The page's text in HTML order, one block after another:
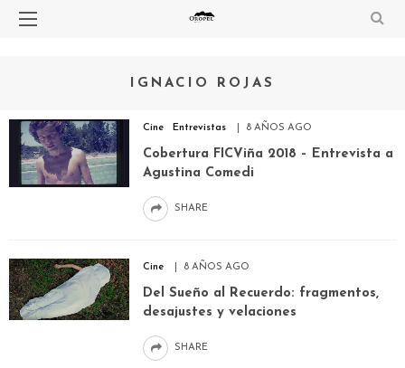
IGNACIO ROJAS
Cine Entrevistas 8 AÑOS AGO
Cobertura FICViña 2018 – Entrevista a
Agustina Comedi
SHARE
Cine 8 AÑOS AGO
Del Sueño al Recuerdo: fragmentos,
desajustes y velaciones
SHARE